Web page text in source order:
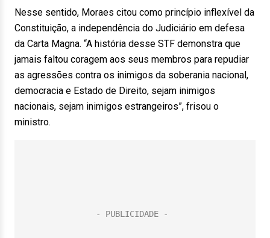
Nesse sentido, Moraes citou como princípio inflexível da
Constituição, a independência do Judiciário em defesa
da Carta Magna. “A história desse STF demonstra que
jamais faltou coragem aos seus membros para repudiar
as agressões contra os inimigos da soberania nacional,
democracia e Estado de Direito, sejam inimigos
nacionais, sejam inimigos estrangeiros”, frisou o
ministro.